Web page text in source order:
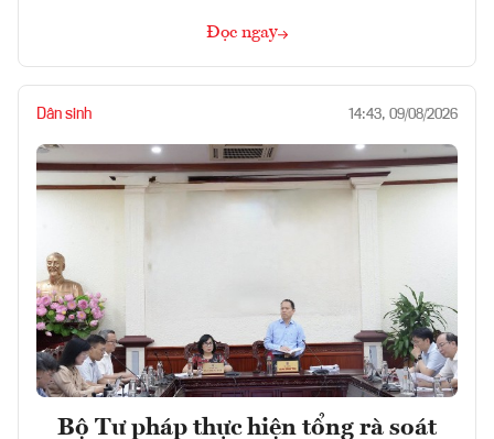
Đọc ngay
Dân sinh 14:43, 09/08/2026
Bộ Tư pháp thực hiện tổng rà soát